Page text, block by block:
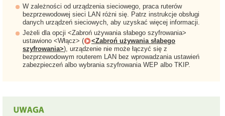
W zależności od urządzenia sieciowego, praca ruterów
bezprzewodowej sieci LAN różni się. Patrz instrukcje obsługi
danych urządzeń sieciowych, aby uzyskać więcej informacji.
Jeżeli dla opcji <Zabroń używania słabego szyfrowania>
ustawiono <Włącz> (
<Zabroń używania słabego
szyfrowania>), urządzenie nie może łączyć się z
bezprzewodowym routerem LAN bez wprowadzania ustawień
zabezpieczeń albo wybrania szyfrowania WEP albo TKIP.